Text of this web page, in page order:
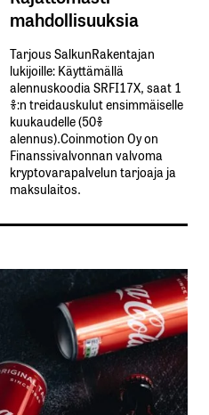
mahdollisuuksia
Tarjous SalkunRakentajan
lukijoille: Käyttämällä​ ​
alennuskoodia​ ​SRFI17X,​ ​saat​ ​1
%:n treidauskulut​ ​ensimmäiselle​ ​
kuukaudelle​ ​(50%​ ​
alennus).Coinmotion Oy on
Finanssivalvonnan valvoma
kryptovarapalvelun tarjoaja ja
maksulaitos.